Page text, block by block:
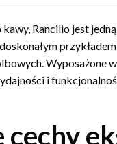
Rancilio jest
Wyposażone
i